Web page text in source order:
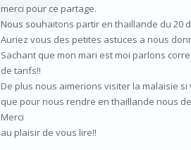
merci pour ce partage.
Nous souhaitons partir en thaillande du 20
Auriez vous des petites astuces a nous
Sachant que mon mari est moi parlons
de tarifs!!
De plus nous aimerions visiter la malaisie
que pour nous rendre en thaillande nous
Merci
au plaisir de vous lire!!